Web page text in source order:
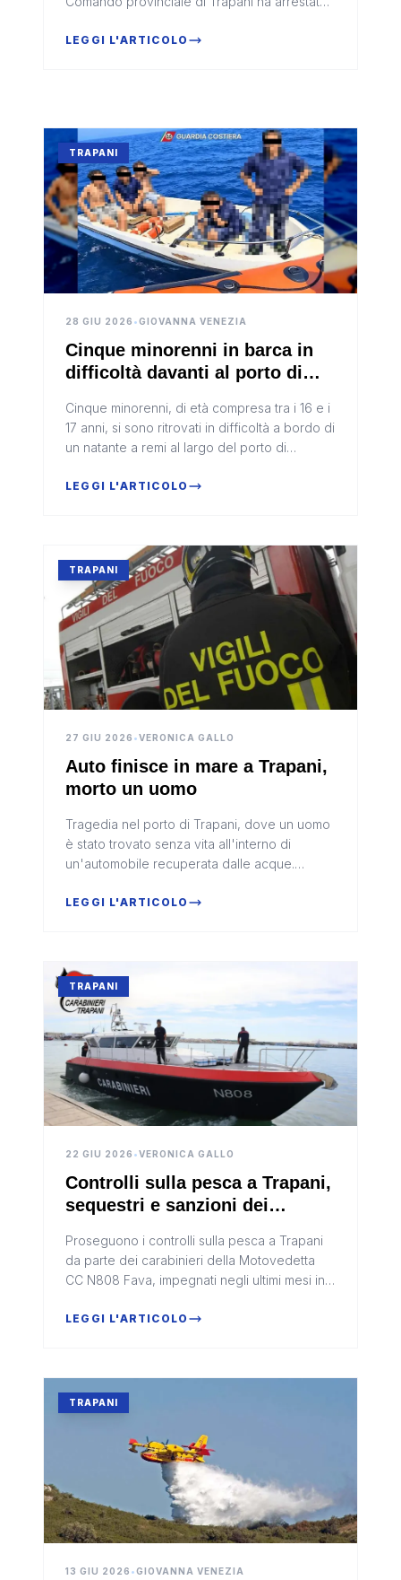
denunciato un'altra nell'ambito di un'o...
LEGGI L'ARTICOLO
TRAPANI
28 GIU 2026 •GIOVANNA VENEZIA
Cinque minorenni in barca in
difficoltà davanti al porto di
Guardia Costiera
Cinque minorenni, di età compresa tra i 16 e i
17 anni, si sono ritrovati in difficoltà a bordo di
un natante a remi al largo del porto di
battente bandier...
LEGGI L'ARTICOLO
TRAPANI
27 GIU 2026 •VERONICA GALLO
Auto finisce in mare a Trapani,
morto un uomo
Tragedia nel porto di Trapani, dove un uomo
è stato trovato senza vita all'interno di
un'automobile recuperata dalle acque.
della presenza del veicolo in mare...
LEGGI L'ARTICOLO
TRAPANI
22 GIU 2026 •VERONICA GALLO
Controlli sulla pesca a Trapani,
sequestri e sanzioni dei
Proseguono i controlli sulla pesca a Trapani
da parte dei carabinieri della Motovedetta
CC N808 Fava, impegnati negli ultimi mesi in
accertare il rispetto...
LEGGI L'ARTICOLO
TRAPANI
13 GIU 2026 •GIOVANNA VENEZIA